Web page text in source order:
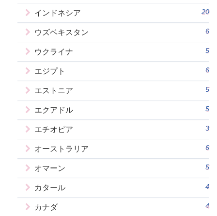
インドネシア 20
ウズベキスタン 6
ウクライナ 5
エジプト 6
エストニア 5
エクアドル 5
エチオピア 3
オーストラリア 6
オマーン 5
カタール 4
カナダ 4